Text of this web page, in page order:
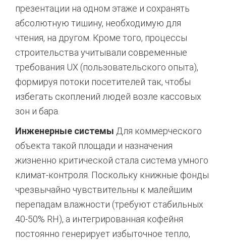
презентации на одном этаже и сохранять
абсолютную тишину, необходимую для
чтения, на другом. Кроме того, процессы
строительства учитывали современные
требования UX (пользовательского опыта),
формируя потоки посетителей так, чтобы
избегать скоплений людей возле кассовых
зон и бара.
Инженерные системы Для коммерческого
объекта такой площади и назначения
жизненно критической стала система умного
климат-контроля. Поскольку книжные фонды
чрезвычайно чувствительны к малейшим
перепадам влажности (требуют стабильных
40-50% RH), а интегрированная кофейня
постоянно генерирует избыточное тепло,